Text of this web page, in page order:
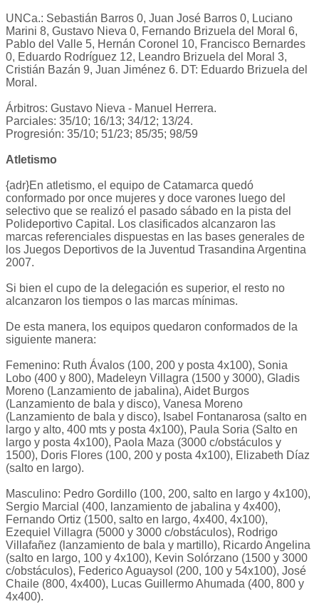
UNCa.: Sebastián Barros 0, Juan José Barros 0, Luciano
Marini 8, Gustavo Nieva 0, Fernando Brizuela del Moral 6,
Pablo del Valle 5, Hernán Coronel 10, Francisco Bernardes
0, Eduardo Rodríguez 12, Leandro Brizuela del Moral 3,
Cristián Bazán 9, Juan Jiménez 6. DT: Eduardo Brizuela del
Moral.
Árbitros: Gustavo Nieva - Manuel Herrera.
Parciales: 35/10; 16/13; 34/12; 13/24.
Progresión: 35/10; 51/23; 85/35; 98/59
Atletismo
{adr}En atletismo, el equipo de Catamarca quedó
conformado por once mujeres y doce varones luego del
selectivo que se realizó el pasado sábado en la pista del
Polideportivo Capital. Los clasificados alcanzaron las
marcas referenciales dispuestas en las bases generales de
los Juegos Deportivos de la Juventud Trasandina Argentina
2007.
Si bien el cupo de la delegación es superior, el resto no
alcanzaron los tiempos o las marcas mínimas.
De esta manera, los equipos quedaron conformados de la
siguiente manera:
Femenino: Ruth Ávalos (100, 200 y posta 4x100), Sonia
Lobo (400 y 800), Madeleyn Villagra (1500 y 3000), Gladis
Moreno (Lanzamiento de jabalina), Aidet Burgos
(Lanzamiento de bala y disco), Vanesa Moreno
(Lanzamiento de bala y disco), Isabel Fontanarosa (salto en
largo y alto, 400 mts y posta 4x100), Paula Soria (Salto en
largo y posta 4x100), Paola Maza (3000 c/obstáculos y
1500), Doris Flores (100, 200 y posta 4x100), Elizabeth Díaz
(salto en largo).
Masculino: Pedro Gordillo (100, 200, salto en largo y 4x100),
Sergio Marcial (400, lanzamiento de jabalina y 4x400),
Fernando Ortiz (1500, salto en largo, 4x400, 4x100),
Ezequiel Villagra (5000 y 3000 c/obstáculos), Rodrigo
Villafañez (lanzamiento de bala y martillo), Ricardo Angelina
(salto en largo, 100 y 4x100), Kevin Solórzano (1500 y 3000
c/obstáculos), Federico Aguaysol (200, 100 y 54x100), José
Chaile (800, 4x400), Lucas Guillermo Ahumada (400, 800 y
4x400).